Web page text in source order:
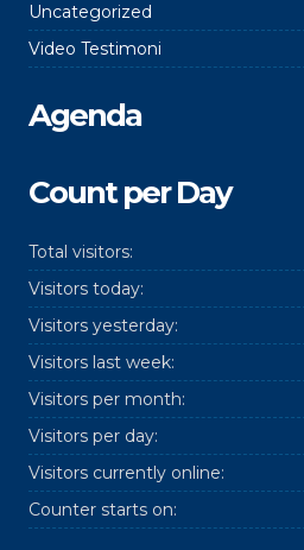
Uncategorized
Video Testimoni
Agenda
Count per Day
Total visitors:
Visitors today:
Visitors yesterday:
Visitors last week:
Visitors per month:
Visitors per day:
Visitors currently online:
Counter starts on: